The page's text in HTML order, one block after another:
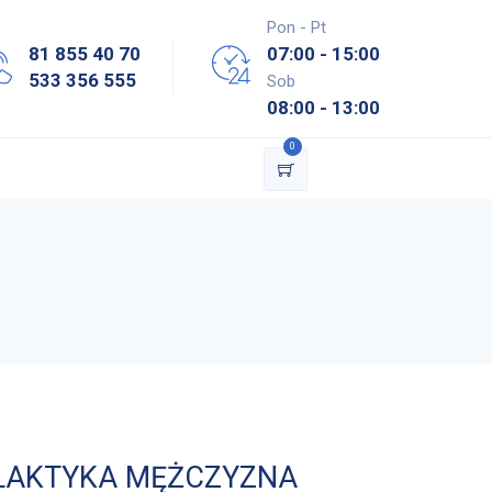
81 855 40 70
533 356 555
Pon - Pt
07:00 - 15:00
Sob
08:00 - 13:00
0
MĘŻCZYZNA